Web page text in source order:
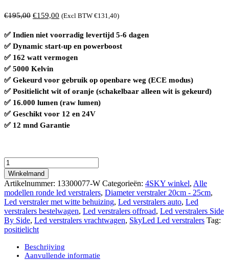
€195,00 Oorspronkelijke
was:
€195,00.
€159,00 Huidige
is:
€159,00.
(Excl BTW €131,40)
✅ Indien niet voorradig levertijd 5-6 dagen
✅ Dynamic start-up en powerboost
✅ 162 watt vermogen
✅ 5000 Kelvin
✅ Gekeurd voor gebruik op openbare weg (ECE modus)
✅ Positielicht wit of oranje (schakelbaar alleen wit is gekeurd)
✅ 16.000 lumen (raw lumen)
✅ Geschikt voor 12 en 24V
✅ 12 mnd Garantie
Moai
9X
White
FI220
9
inch
verstraler
met
positielicht
wit/amber
dynamic
Winkelmand
Artikelnummer: 13300077-W Categorieën: 4SKY winkel, Alle
modellen ronde led verstralers, Diameter verstraler 20cm - 25cm,
Led verstraler met witte behuizing, Led verstralers auto, Led
verstralers bestelwagen, Led verstralers offroad, Led verstralers Side
By Side, Led verstralers vrachtwagen, SkyLed Led verstralers Tag:
positielicht
Beschrijving
Aanvullende informatie